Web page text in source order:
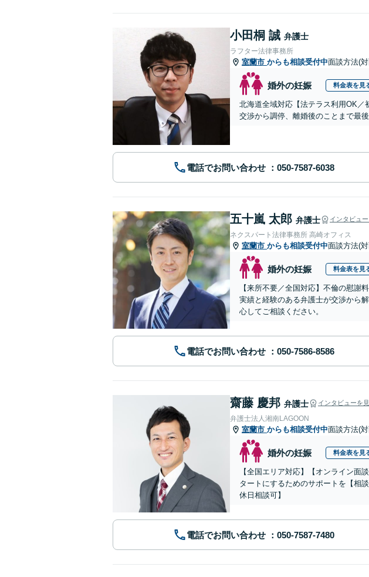
小田桐 誠 弁護士
ラフター法律事務所
室蘭市 からも相談受付中面談方法(
婚外の妊娠 料金表を見
北海道全域対応【法テラス利用OK／
交渉から調停、離婚後のことまで最
電話でお問い合わせ
五十嵐 太郎 弁護士 インタビュ
ネクスパート法律事務所 高崎オフィス
室蘭市 からも相談受付中面談方法(
婚外の妊娠 料金表を見
【来所不要／全国対応】不倫の慰謝
実績と経験のある弁護士が交渉から
心してご相談ください。
電話でお問い合わせ
齋藤 慶邦 弁護士 インタビューを
弁護士法人湘南LAGOON
室蘭市 からも相談受付中面談方法(
婚外の妊娠 料金表を見
【全国エリア対応】【オンライン面
タートにするためのサポートを【相
休日相談可】
電話でお問い合わせ